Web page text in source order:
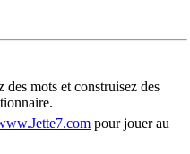
des mots et construisez des
pour jouer au